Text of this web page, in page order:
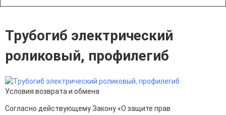
Трубогиб электрический
роликовый, профилегиб
Условия возврата и обмена
Согласно действующему Закону «О защите прав